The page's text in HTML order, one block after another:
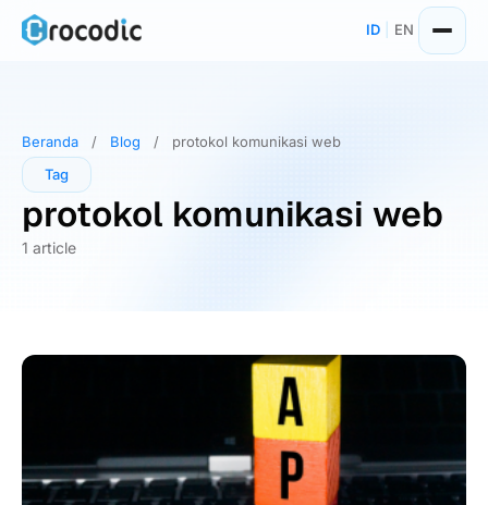
Skip
ID EN
Beranda / Blog /
protokol komunikasi web
Tag
protokol komunikasi web
1 article